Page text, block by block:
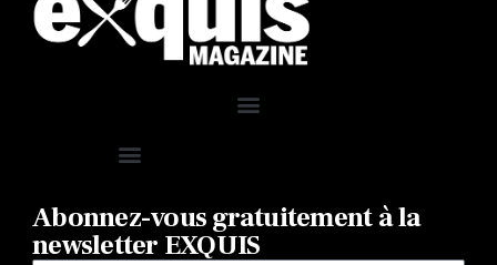
Abonnez-vous gratuitement à la
newsletter EXQUIS